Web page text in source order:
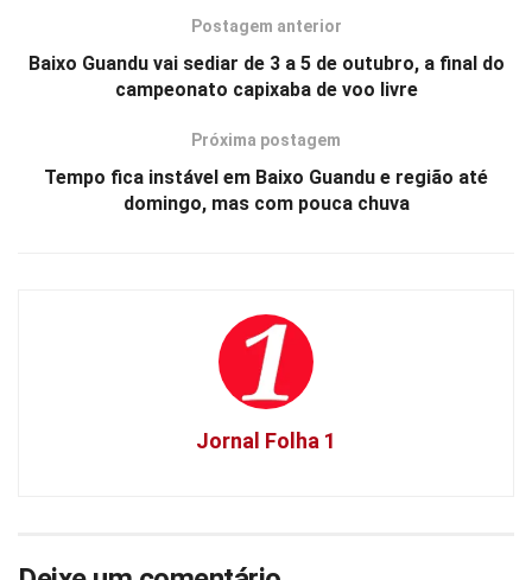
Postagem anterior
Baixo Guandu vai sediar de 3 a 5 de outubro, a final do
campeonato capixaba de voo livre
Próxima postagem
Tempo fica instável em Baixo Guandu e região até
domingo, mas com pouca chuva
Jornal Folha 1